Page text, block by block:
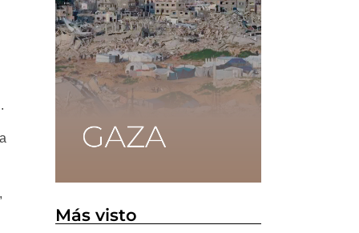
Más visto